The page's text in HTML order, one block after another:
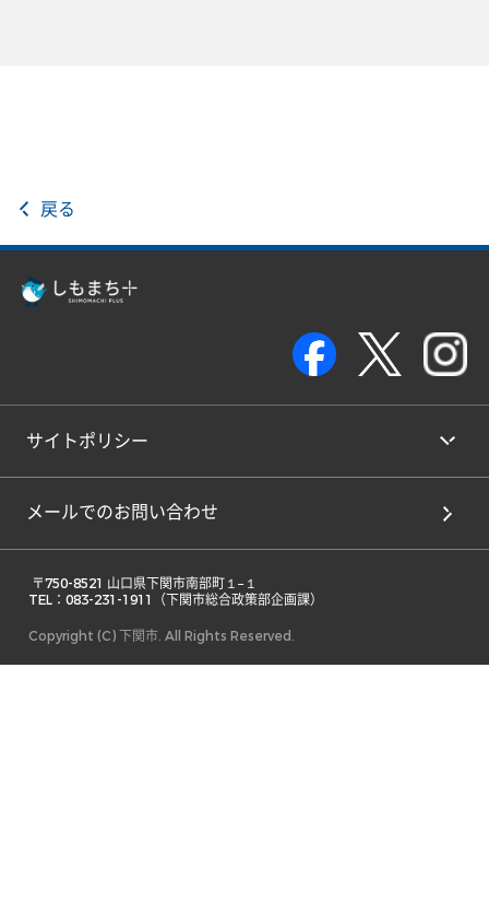
戻る
サイトポリシー
メールでのお問い合わせ
TEL：083-231-1911（下関市総合政策部企画課）
Copyright (C) 下関市. All Rights Reserved.